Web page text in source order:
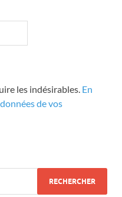
les indésirables. En
de vos